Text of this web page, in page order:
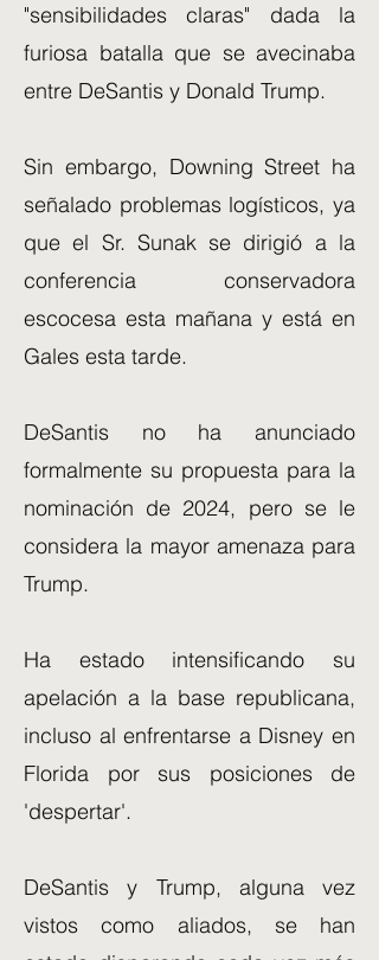
"sensibilidades claras" dada la
furiosa batalla que se avecinaba
entre DeSantis y Donald Trump.
Sin embargo, Downing Street ha
señalado problemas logísticos, ya
que el Sr. Sunak se dirigió a la
conferencia conservadora
escocesa esta mañana y está en
Gales esta tarde.
DeSantis no ha anunciado
formalmente su propuesta para la
nominación de 2024, pero se le
considera la mayor amenaza para
Trump.
Ha estado intensificando su
apelación a la base republicana,
incluso al enfrentarse a Disney en
Florida por sus posiciones de
'despertar'.
DeSantis y Trump, alguna vez
vistos como aliados, se han